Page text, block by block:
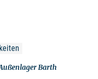
Barth